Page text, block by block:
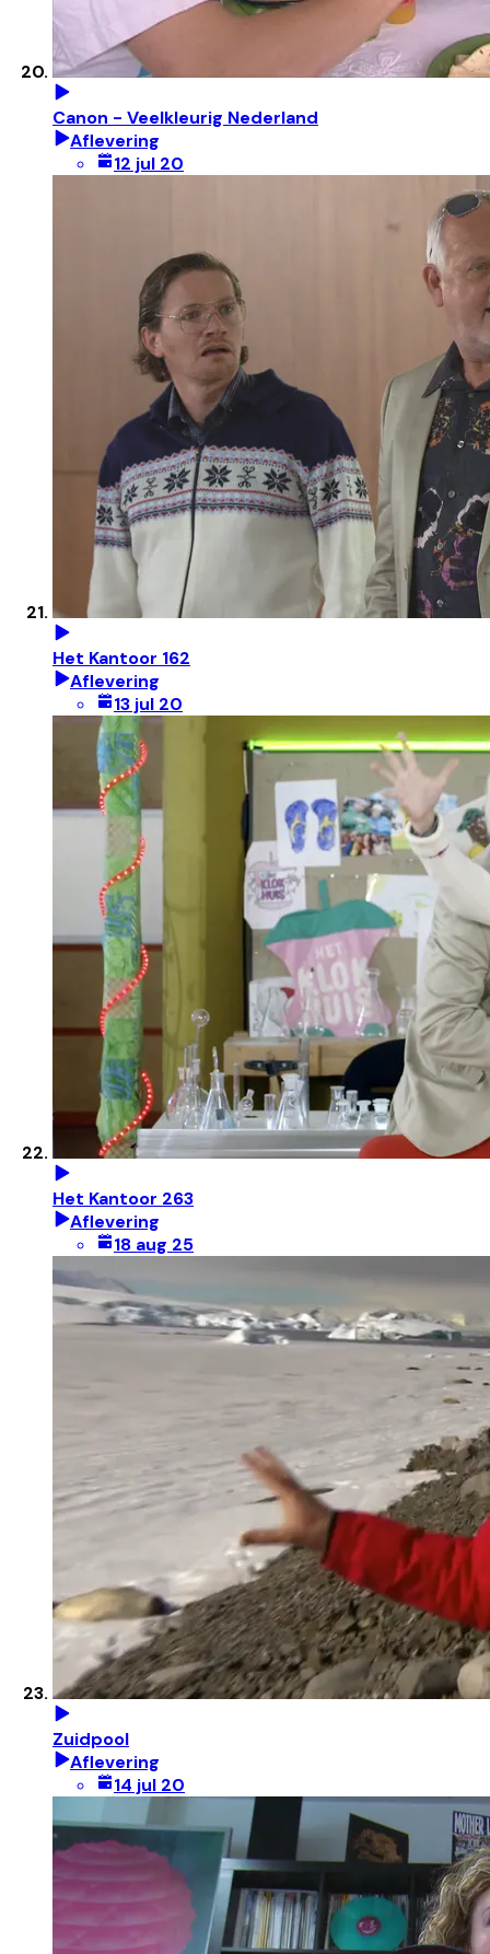
Canon - Veelkleurig Nederland
Aflevering
12 jul 20
Het Kantoor 162
Aflevering
13 jul 20
Het Kantoor 263
Aflevering
18 aug 25
Zuidpool
Aflevering
14 jul 20